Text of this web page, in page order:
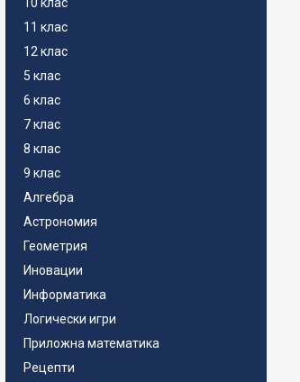
11 клас
12 клас
5 клас
6 клас
7 клас
8 клас
9 клас
Алгебра
Астрономия
Геометрия
Иновации
Информатика
Логически игри
Приложна математика
Рецепти